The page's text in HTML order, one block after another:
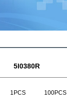
5l0380R
1PCS 100PCS